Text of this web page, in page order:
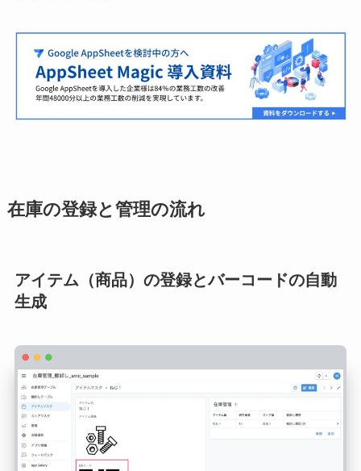
在庫の登録と管理の流れ
アイテム（商品）の登録とバーコードの自動
生成